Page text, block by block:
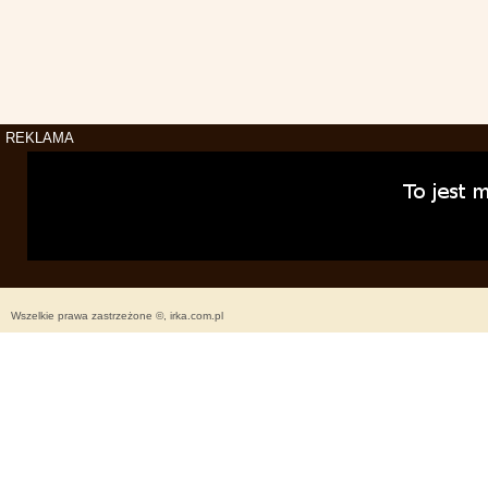
REKLAMA
Wszelkie prawa zastrzeżone ©, irka.com.pl